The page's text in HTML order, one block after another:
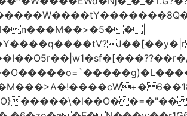
n���M��>�5��|